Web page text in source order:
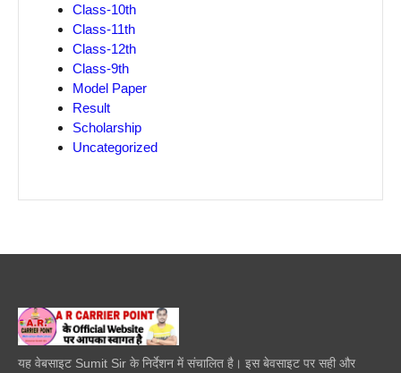
Class-10th
Class-11th
Class-12th
Class-9th
Model Paper
Result
Scholarship
Uncategorized
यह वेबसाइट Sumit Sir के निर्देशन में संचालित है। इस बेवसाइट पर सही और